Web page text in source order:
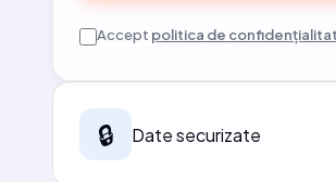
Accept politica de
🔒 Date securizate